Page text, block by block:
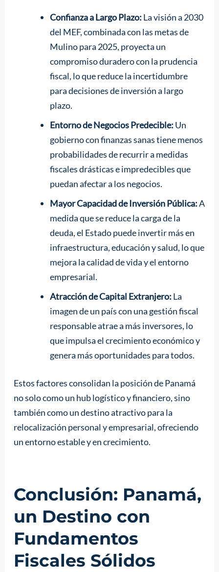
Confianza a Largo Plazo: La visión a 2030
del MEF, combinada con las metas de
Mulino para 2025, proyecta un
compromiso duradero con la prudencia
fiscal, lo que reduce la incertidumbre
para decisiones de inversión a largo
plazo.
Entorno de Negocios Predecible: Un
gobierno con finanzas sanas tiene menos
probabilidades de recurrir a medidas
fiscales drásticas e impredecibles que
puedan afectar a los negocios.
Mayor Capacidad de Inversión Pública:A
medida que se reduce la carga de la
deuda, el Estado puede invertir más en
infraestructura, educación y salud, lo que
mejora la calidad de vida y el entorno
empresarial.
Atracción de Capital Extranjero: La
imagen de un país con una gestión fiscal
responsable atrae a más inversores, lo
que impulsa el crecimiento económico y
genera más oportunidades para todos.
Estos factores consolidan la posición de Panamá
no solo como un hub logístico y financiero, sino
también como un destino atractivo para la
relocalización personal y empresarial, ofreciendo
un entorno estable y en crecimiento.
Conclusión: Panamá,
un Destino con
Fundamentos
Fiscales Sólidos